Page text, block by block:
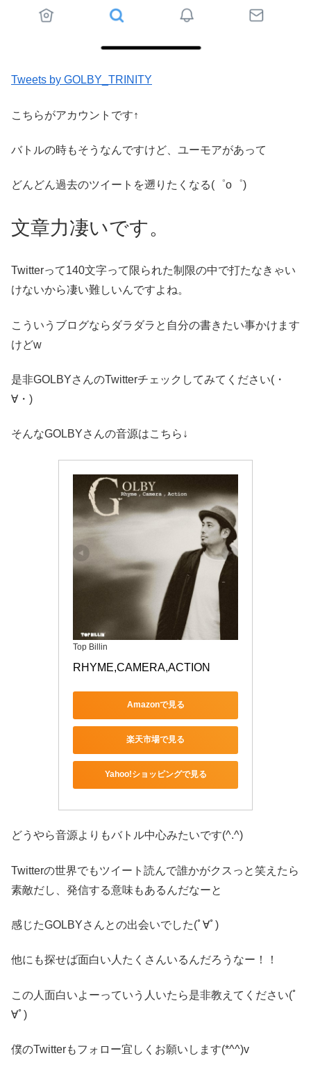
Tweets by GOLBY_TRINITY
こちらがアカウントです↑
バトルの時もそうなんですけど、ユーモアがあって
どんどん過去のツイートを遡りたくなる(゜o゜)
文章力凄いです。
Twitterって140文字って限られた制限の中で打たなきゃい
けないから凄い難しいんですよね。
こういうブログならダラダラと自分の書きたい事かけます
けどw
是非GOLBYさんのTwitterチェックしてみてください(・
∀・)
そんなGOLBYさんの音源はこちら↓
Top Billin
RHYME,CAMERA,ACTION
Amazonで見る
楽天市場で見る
Yahoo!ショッピングで見る
どうやら音源よりもバトル中心みたいです(^.^)
Twitterの世界でもツイート読んで誰かがクスっと笑えたら
素敵だし、発信する意味もあるんだなーと
感じたGOLBYさんとの出会いでした(ﾟ∀ﾟ)
他にも探せば面白い人たくさんいるんだろうなー！！
この人面白いよーっていう人いたら是非教えてください(ﾟ
∀ﾟ)
僕のTwitterもフォロー宜しくお願いします(*^^)v